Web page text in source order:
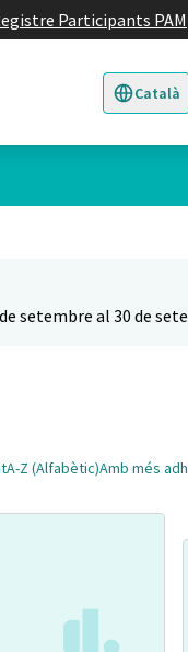
Participants PAM
Català
Triar la
setembre al 30 de
A-Z (Alfabètic)Amb més